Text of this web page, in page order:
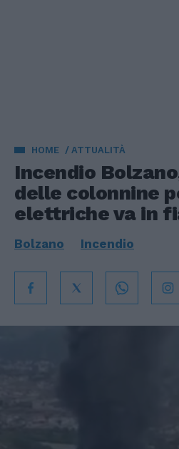
HOME ATTUALITÀ
Incendio
delle colonnine
elettriche va in
Bolzano Incendio